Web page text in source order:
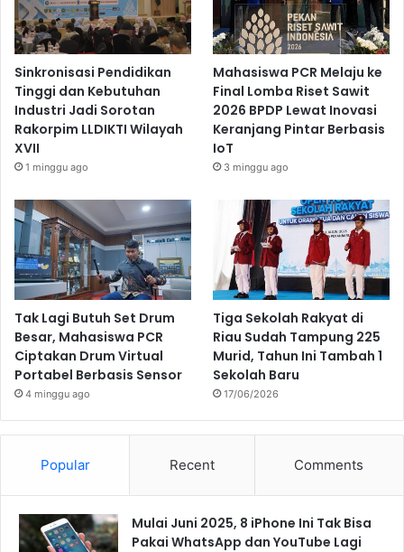
Sinkronisasi Pendidikan
Tinggi dan Kebutuhan
Industri Jadi Sorotan
Rakorpim LLDIKTI Wilayah
XVII
1 minggu ago
Mahasiswa PCR Melaju ke
Final Lomba Riset Sawit
2026 BPDP Lewat Inovasi
Keranjang Pintar Berbasis
IoT
3 minggu ago
Tak Lagi Butuh Set Drum
Besar, Mahasiswa PCR
Ciptakan Drum Virtual
Portabel Berbasis Sensor
4 minggu ago
Tiga Sekolah Rakyat di
Riau Sudah Tampung 225
Murid, Tahun Ini Tambah 1
Sekolah Baru
17/06/2026
Popular Recent Comments
Mulai Juni 2025, 8 iPhone Ini Tak Bisa
Pakai WhatsApp dan YouTube Lagi